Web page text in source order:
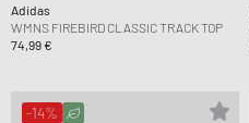
Adidas
WMNS FIREBIRD CLASSIC TRACK TOP
74,99 €
-14%